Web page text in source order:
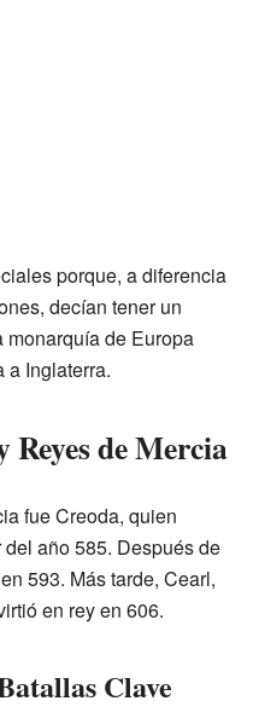
porque, a diferencia
decían tener un
de Europa
a Inglaterra.
de Mercia
fue Creoda, quien
año 585. Después de
593. Más tarde, Cearl,
en rey en 606.
Clave